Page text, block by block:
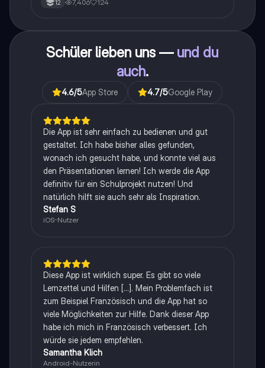
12 7,406 124
Schüler lieben uns — und du
auch.
4.6/5App Store 4.7/5Google Play
Die App ist sehr einfach zu bedienen und gut
gestaltet. Ich habe bisher alles gefunden,
wonach ich gesucht habe, und konnte viel aus
den Präsentationen lernen! Ich werde die App
definitiv für ein Schulprojekt nutzen! Und
natürlich hilft sie auch sehr als Inspiration.
Stefan S
iOS-Nutzer
Diese App ist wirklich super. Es gibt so viele
Lernzettel und Hilfen [...]. Mein Problemfach ist
zum Beispiel Französisch und die App hat so
viele Möglichkeiten zur Hilfe. Dank dieser App
habe ich mich in Französisch verbessert. Ich
würde sie jedem empfehlen.
Samantha Klich
Android-Nutzerin